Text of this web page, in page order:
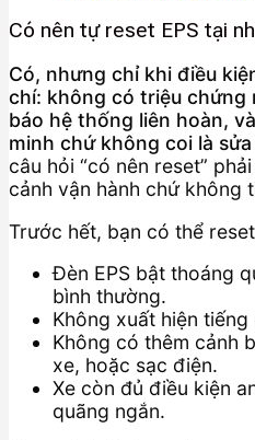
Có nên tự reset EPS tại
Có, nhưng chỉ khi điều
chí: không có triệu chứng
báo hệ thống liên hoàn,
minh chứ không coi là
câu hỏi “có nên reset”
cảnh vận hành chứ không
Trước hết, bạn có thể
Đèn EPS bật thoáng
bình thường.
Không xuất hiện
Không có thêm cảnh
xe, hoặc sạc điện.
Xe còn đủ điều kiện
quãng ngắn.